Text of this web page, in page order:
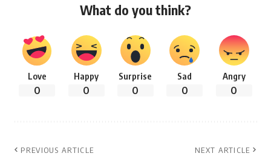
What do you think?
Love
0
Happy
0
Surprise
0
Sad
0
Angry
0
PREVIOUS ARTICLE NEXT ARTICLE